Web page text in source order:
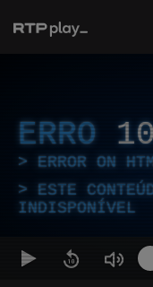
ERRO
ERROR ON
ESTE
INDISPONÍVEL